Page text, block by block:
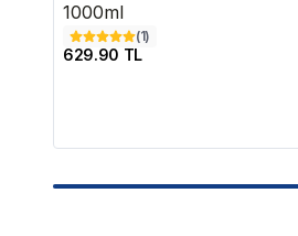
1000ml
(1)
629.90 TL